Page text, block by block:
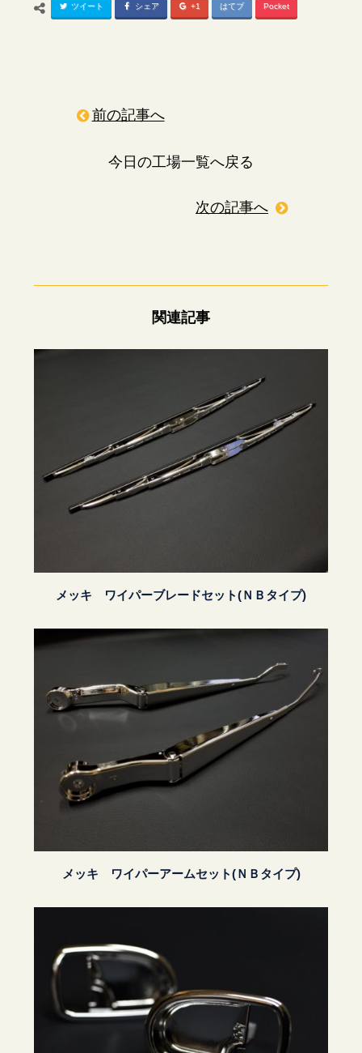
ツイート シェア +1 はてブ Pocket
前の記事へ
今日の工場一覧へ戻る
次の記事へ
関連記事
メッキ ワイパーブレードセット(ＮＢタイプ)
メッキ ワイパーアームセット(ＮＢタイプ)